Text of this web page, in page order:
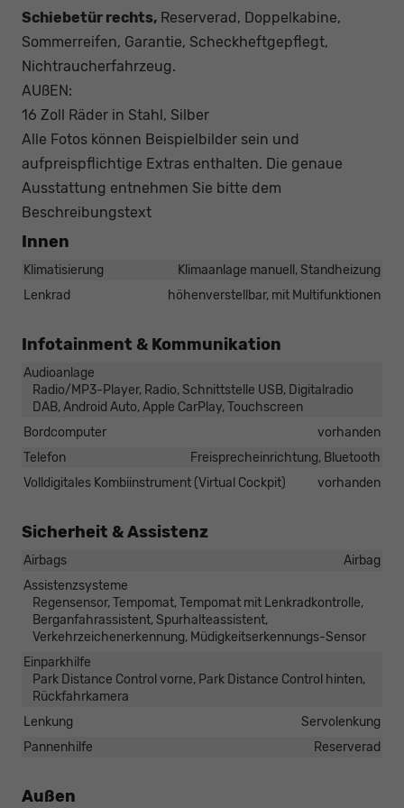
Schiebetür rechts, Reserverad, Doppelkabine,
Sommerreifen, Garantie, Scheckheftgepflegt,
Nichtraucherfahrzeug.
AUßEN:
16 Zoll Räder in Stahl, Silber
Alle Fotos können Beispielbilder sein und
aufpreispflichtige Extras enthalten. Die genaue
Ausstattung entnehmen Sie bitte dem
Beschreibungstext
Innen
Klimatisierung
Klimaanlage manuell, Standheizung
Lenkrad
höhenverstellbar, mit Multifunktionen
Infotainment & Kommunikation
Audioanlage
Radio/MP3-Player, Radio, Schnittstelle USB, Digitalradio
DAB, Android Auto, Apple CarPlay, Touchscreen
Bordcomputer
vorhanden
Telefon
Freisprecheinrichtung, Bluetooth
Volldigitales Kombiinstrument (Virtual Cockpit)
vorhanden
Sicherheit & Assistenz
Airbags
Airbag
Assistenzsysteme
Regensensor, Tempomat, Tempomat mit Lenkradkontrolle,
Berganfahrassistent, Spurhalteassistent,
Verkehrzeichenerkennung, Müdigkeitserkennungs-Sensor
Einparkhilfe
Park Distance Control vorne, Park Distance Control hinten,
Rückfahrkamera
Lenkung
Servolenkung
Pannenhilfe
Reserverad
Außen